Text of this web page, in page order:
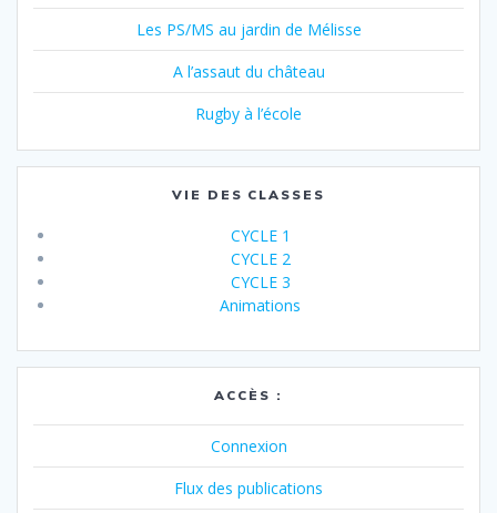
Les PS/MS au jardin de Mélisse
A l’assaut du château
Rugby à l’école
VIE DES CLASSES
CYCLE 1
CYCLE 2
CYCLE 3
Animations
ACCÈS :
Connexion
Flux des publications